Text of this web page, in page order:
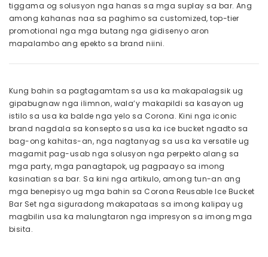
tiggama og solusyon nga hanas sa mga suplay sa bar. Ang
among kahanas naa sa paghimo sa customized, top-tier
promotional nga mga butang nga gidisenyo aron
mapalambo ang epekto sa brand niini.
Kung bahin sa pagtagamtam sa usa ka makapalagsik ug
gipabugnaw nga ilimnon, wala’y makapildi sa kasayon ​​ug
istilo sa usa ka balde nga yelo sa Corona. Kini nga iconic
brand nagdala sa konsepto sa usa ka ice bucket ngadto sa
bag-ong kahitas-an, nga nagtanyag sa usa ka versatile ug
magamit pag-usab nga solusyon nga perpekto alang sa
mga party, mga panagtapok, ug pagpaayo sa imong
kasinatian sa bar. Sa kini nga artikulo, among tun-an ang
mga benepisyo ug mga bahin sa Corona Reusable Ice Bucket
Bar Set nga siguradong makapataas sa imong kalipay ug
magbilin usa ka malungtaron nga impresyon sa imong mga
bisita.